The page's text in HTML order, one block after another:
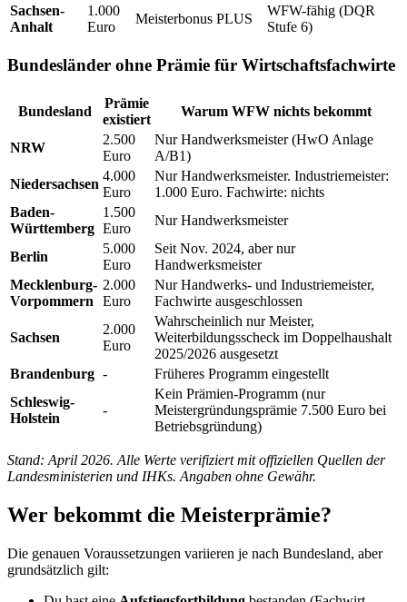
Sachsen-
Anhalt
1.000
Euro
Meisterbonus PLUS
WFW-fähig (DQR
Stufe 6)
Bundesländer ohne Prämie für Wirtschaftsfachwirte
Bundesland
Prämie
existiert
Warum WFW nichts bekommt
NRW
2.500
Euro
Nur Handwerksmeister (HwO Anlage
A/B1)
Niedersachsen
4.000
Euro
Nur Handwerksmeister. Industriemeister:
1.000 Euro. Fachwirte: nichts
Baden-
Württemberg
1.500
Euro
Nur Handwerksmeister
Berlin
5.000
Euro
Seit Nov. 2024, aber nur
Handwerksmeister
Mecklenburg-
Vorpommern
2.000
Euro
Nur Handwerks- und Industriemeister,
Fachwirte ausgeschlossen
Sachsen
2.000
Euro
Wahrscheinlich nur Meister,
Weiterbildungsscheck im Doppelhaushalt
2025/2026 ausgesetzt
Brandenburg -
Früheres Programm eingestellt
Schleswig-
Holstein
-
Kein Prämien-Programm (nur
Meistergründungsprämie 7.500 Euro bei
Betriebsgründung)
Stand: April 2026. Alle Werte verifiziert mit offiziellen Quellen der
Landesministerien und IHKs. Angaben ohne Gewähr.
Wer bekommt die Meisterprämie?
Die genauen Voraussetzungen variieren je nach Bundesland, aber
grundsätzlich gilt: